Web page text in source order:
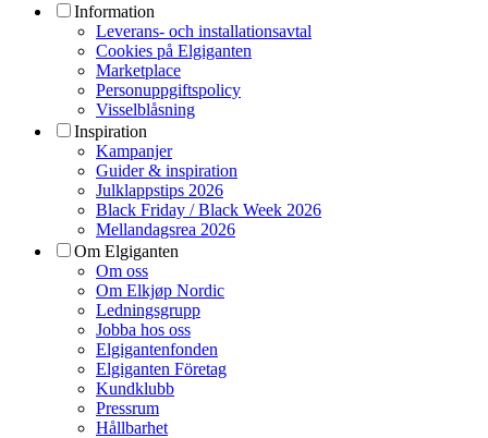
Information
Leverans- och installationsavtal
Cookies på Elgiganten
Marketplace
Personuppgiftspolicy
Visselblåsning
Inspiration
Kampanjer
Guider & inspiration
Julklappstips 2026
Black Friday / Black Week 2026
Mellandagsrea 2026
Om Elgiganten
Om oss
Om Elkjøp Nordic
Ledningsgrupp
Jobba hos oss
Elgigantenfonden
Elgiganten Företag
Kundklubb
Pressrum
Hållbarhet